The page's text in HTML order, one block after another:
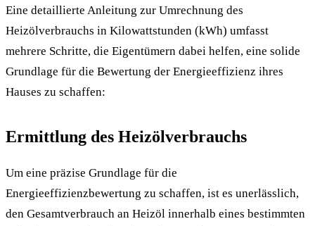
Eine detaillierte Anleitung zur Umrechnung des
Heizölverbrauchs in Kilowattstunden (kWh) umfasst
mehrere Schritte, die Eigentümern dabei helfen, eine solide
Grundlage für die Bewertung der Energieeffizienz ihres
Hauses zu schaffen:
Ermittlung des Heizölverbrauchs
Um eine präzise Grundlage für die
Energieeffizienzbewertung zu schaffen, ist es unerlässlich,
den Gesamtverbrauch an Heizöl innerhalb eines bestimmten